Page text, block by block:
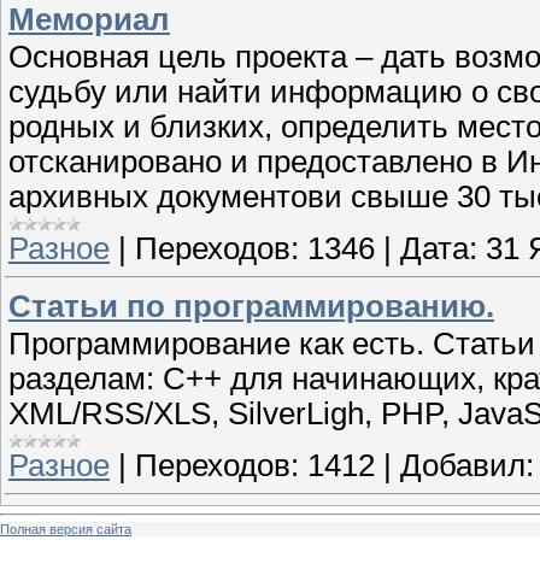
Мемориал
Основная цель проекта – дать
судьбу или найти информацию о
родных и близких, определить
отсканировано и предоставлено в
архивных документови свыше 30
Разное
Переходов: 1346 Дата: 31
Статьи по программированию.
Программирование как есть.
разделам: С++ для начинающих,
XML/RSS/XLS, SilverLigh, PHP,
Разное | Переходов: 1412 | Добавил:
Полная версия сайта